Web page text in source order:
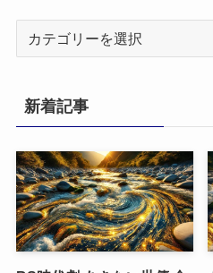
リ
ー
新着記事